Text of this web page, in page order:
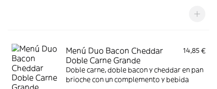
Menú Duo Bacon Cheddar
Doble Carne Grande
14,85 €
Doble carne, doble bacon y cheddar en pan
brioche con un complemento y bebida